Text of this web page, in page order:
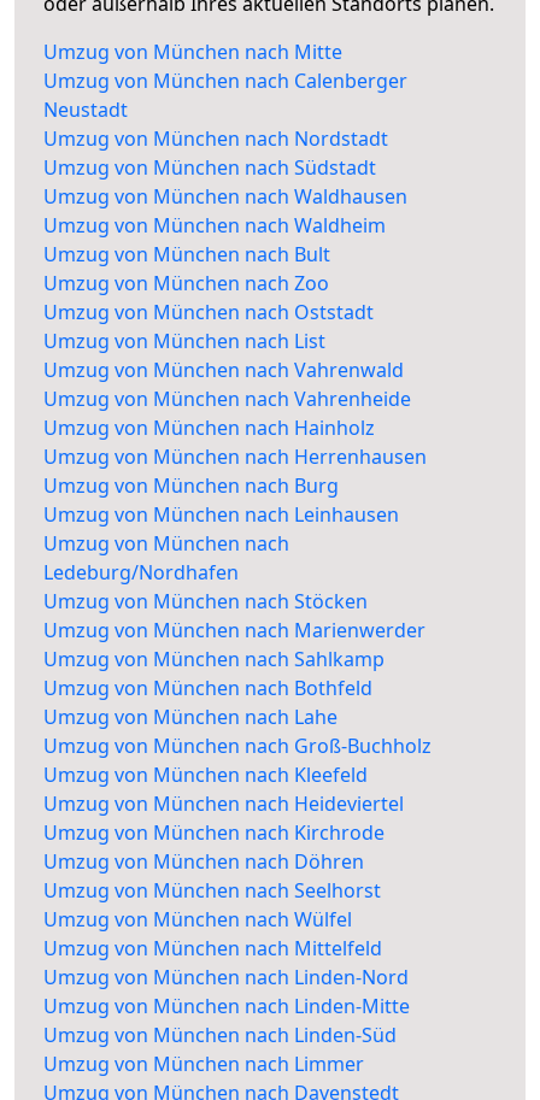
Umzug von München nach Mitte
Umzug von München nach Calenberger
Neustadt
Umzug von München nach Nordstadt
Umzug von München nach Südstadt
Umzug von München nach Waldhausen
Umzug von München nach Waldheim
Umzug von München nach Bult
Umzug von München nach Zoo
Umzug von München nach Oststadt
Umzug von München nach List
Umzug von München nach Vahrenwald
Umzug von München nach Vahrenheide
Umzug von München nach Hainholz
Umzug von München nach Herrenhausen
Umzug von München nach Burg
Umzug von München nach Leinhausen
Umzug von München nach
Ledeburg/Nordhafen
Umzug von München nach Stöcken
Umzug von München nach Marienwerder
Umzug von München nach Sahlkamp
Umzug von München nach Bothfeld
Umzug von München nach Lahe
Umzug von München nach Groß-Buchholz
Umzug von München nach Kleefeld
Umzug von München nach Heideviertel
Umzug von München nach Kirchrode
Umzug von München nach Döhren
Umzug von München nach Seelhorst
Umzug von München nach Wülfel
Umzug von München nach Mittelfeld
Umzug von München nach Linden-Nord
Umzug von München nach Linden-Mitte
Umzug von München nach Linden-Süd
Umzug von München nach Limmer
Umzug von München nach Davenstedt